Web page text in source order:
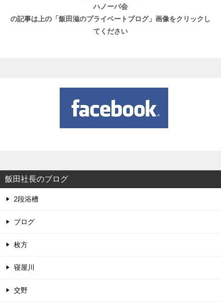
ハノーバ会
の記事は上の「飯田滋のプライベートブログ」画像をクリックし
てください
飯田社長のブログ
2段浴槽
ブログ
枚方
寝屋川
交野